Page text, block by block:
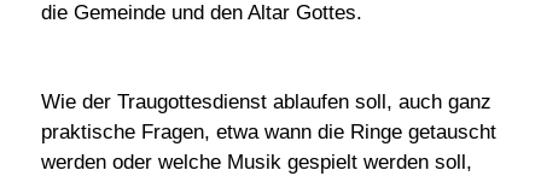
die Gemeinde und den Altar Gottes.
Wie der Traugottesdienst ablaufen soll, auch ganz
praktische Fragen, etwa wann die Ringe getauscht
werden oder welche Musik gespielt werden soll,